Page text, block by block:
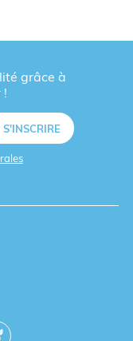
grâce à
!